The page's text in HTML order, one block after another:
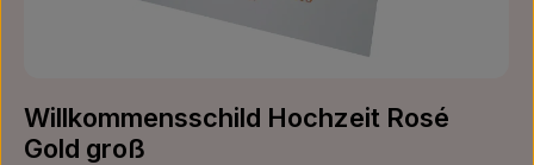
Willkommensschild Hochzeit Rosé
Gold groß